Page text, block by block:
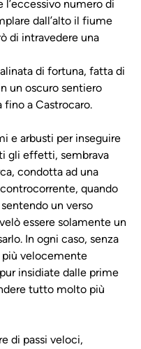
numero di
dall’alto il fiume
di intravedere una
di fortuna, fatta di
un oscuro sentiero
a Castrocaro.
e arbusti per inseguire
gli effetti, sembrava
condotta ad una
quando
un verso
essere solamente un
In ogni caso, senza
più velocemente
insidiate dalle prime
tutto molto più
di passi veloci,